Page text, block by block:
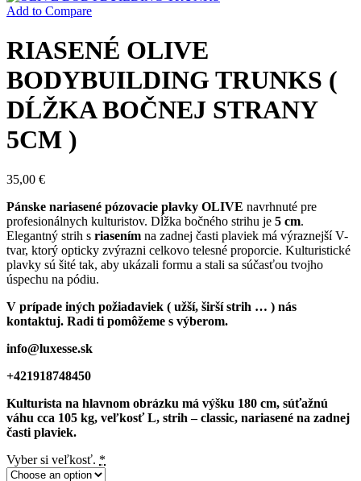
Add to Compare
RIASENÉ OLIVE
BODYBUILDING TRUNKS (
DĹŽKA BOČNEJ STRANY
5CM )
35,00 €
Pánske nariasené pózovacie plavky OLIVE navrhnuté pre
profesionálnych kulturistov. Dĺžka bočného strihu je 5 cm.
Elegantný strih s riasením na zadnej časti plaviek má výraznejší V-
tvar, ktorý opticky zvýrazni celkovo telesné proporcie. Kulturistické
plavky sú šité tak, aby ukázali formu a stali sa súčasťou tvojho
úspechu na pódiu.
V prípade iných požiadaviek ( užší, širší strih … ) nás
kontaktuj. Radi ti pomôžeme s výberom.
info@luxesse.sk
+421918748450
Kulturista na hlavnom obrázku má výšku 180 cm, súťažnú
váhu cca 105 kg, veľkosť L, strih – classic, nariasené na zadnej
časti plaviek.
Vyber si veľkosť. *